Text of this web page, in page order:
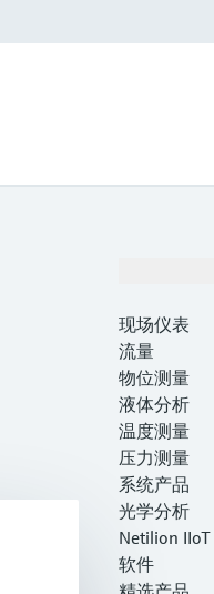
现场仪表
流量
物位测量
液体分析
温度测量
压力测量
系统产品
光学分析
Netilion IIoT
软件